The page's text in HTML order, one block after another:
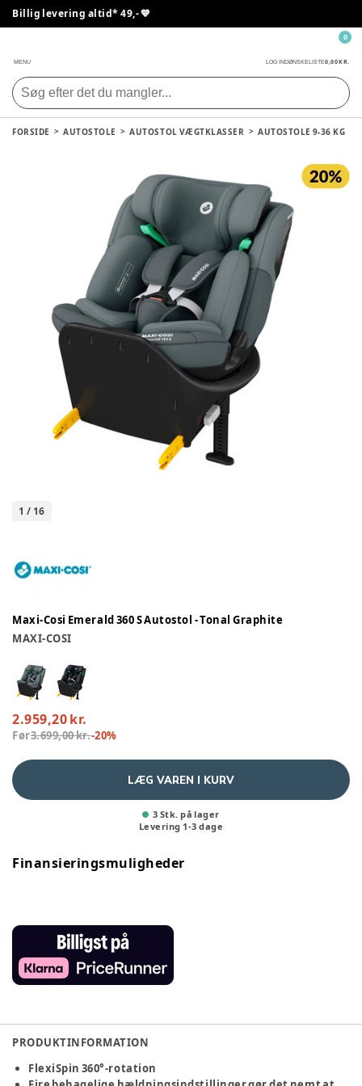
Billig levering altid* 49,- 💙
MENU LOG INDØNSKELISTE0,00 KR.
0
FORSIDE AUTOSTOLE AUTOSTOL VÆGTKLASSER AUTOSTOLE 9-36 KG
1 / 16
Maxi-Cosi Emerald 360 S Autostol - Tonal Graphite
MAXI-COSI
2.959,20 kr.
Før3.699,00 kr.-20%
LÆG VAREN I KURV
3 Stk. på lager
Levering 1-3 dage
Finansieringsmuligheder
PRODUKTINFORMATION
FlexiSpin 360°-rotation